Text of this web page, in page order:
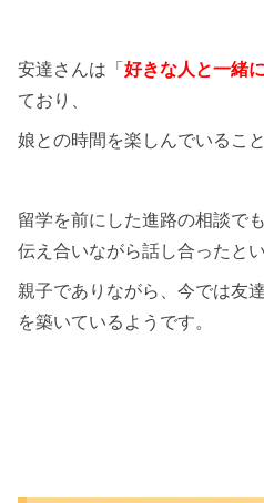
安達さんは「 好きな人と一緒
ており、
娘との時間を楽しんでいるこ
留学を前にした進路の相談で
伝え合いながら話し合ったとい
親子でありながら、今では友
を築いているようです。